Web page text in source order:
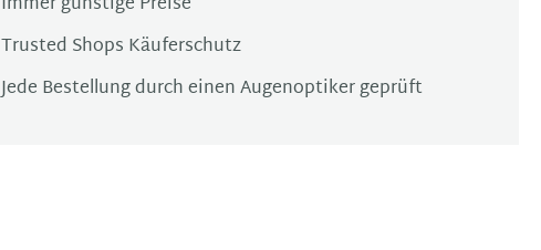
Trusted Shops Käuferschutz
Jede Bestellung durch einen Augenoptiker geprüft